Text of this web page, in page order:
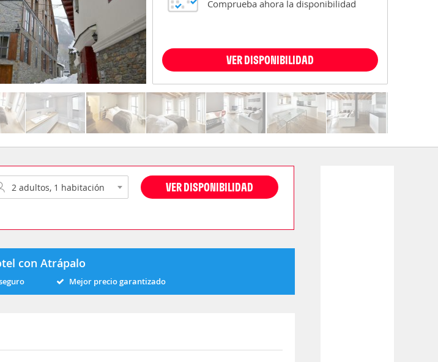
Comprueba ahora la disponibilidad
VER DISPONIBILIDAD
VER DISPONIBILIDAD
con Atrápalo
Mejor precio garantizado